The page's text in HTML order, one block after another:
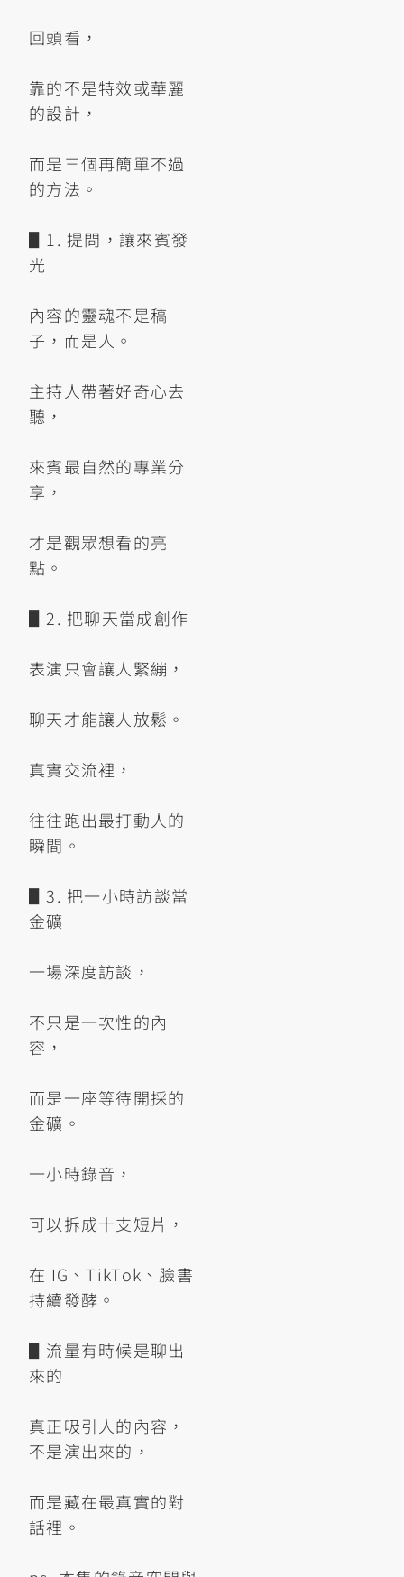
回頭看，
靠的不是特效或華麗
的設計，
而是三個再簡單不過
的方法。
▋1. 提問，讓來賓發
光
內容的靈魂不是稿
子，而是人。
主持人帶著好奇心去
聽，
來賓最自然的專業分
享，
才是觀眾想看的亮
點。
▋2. 把聊天當成創作
表演只會讓人緊繃，
聊天才能讓人放鬆。
真實交流裡，
往往跑出最打動人的
瞬間。
▋3. 把一小時訪談當
金礦
一場深度訪談，
不只是一次性的內
容，
而是一座等待開採的
金礦。
一小時錄音，
可以拆成十支短片，
在 IG、TikTok、臉書
持續發酵。
▋流量有時候是聊出
來的
真正吸引人的內容，
不是演出來的，
而是藏在最真實的對
話裡。